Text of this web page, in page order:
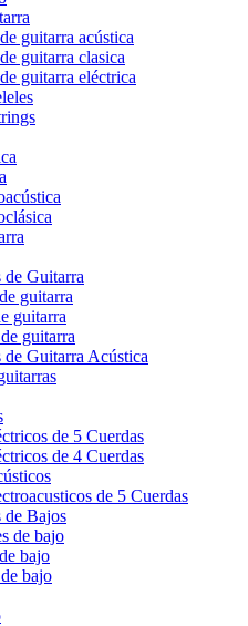
guitarra acústica
guitarra clasica
guitarra eléctrica
Guitarra
guitarra
guitarra
guitarra
Guitarra Acústica
de 5 Cuerdas
de 4 Cuerdas
de 5 Cuerdas
Bajos
de bajo
bajo
bajo